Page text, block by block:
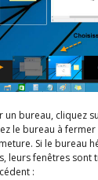
un bureau, cliquez
le bureau à fermer
Si le bureau
leurs fenêtres sont
: